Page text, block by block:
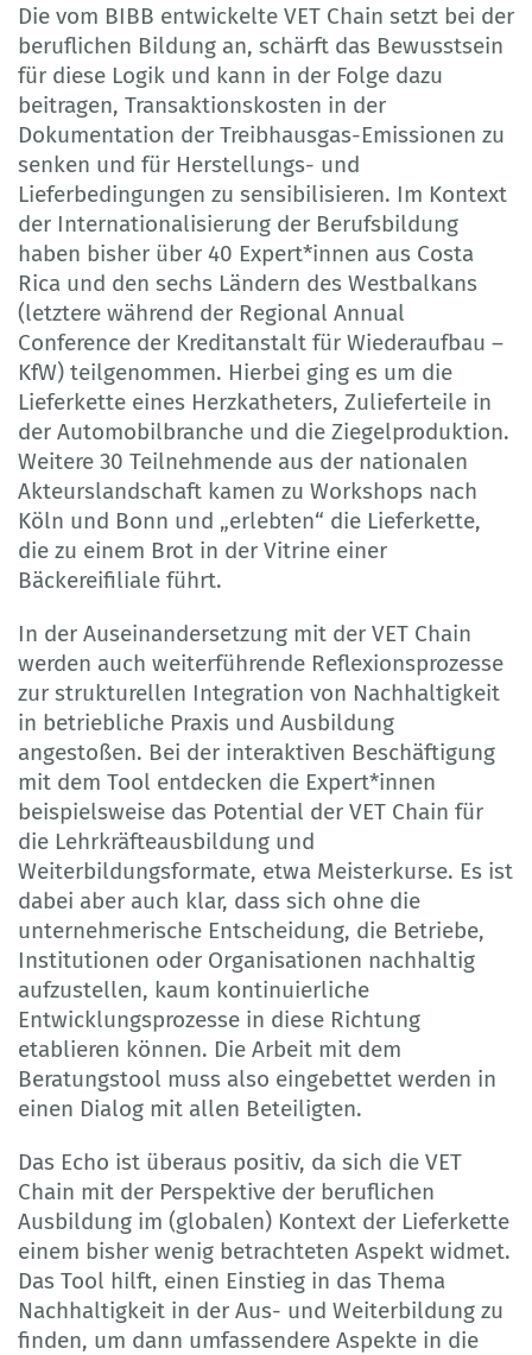
Die vom BIBB entwickelte VET Chain setzt bei der
beruflichen Bildung an, schärft das Bewusstsein
für diese Logik und kann in der Folge dazu
beitragen, Transaktionskosten in der
Dokumentation der Treibhausgas-Emissionen zu
senken und für Herstellungs- und
Lieferbedingungen zu sensibilisieren. Im Kontext
der Internationalisierung der Berufsbildung
haben bisher über 40 Expert*innen aus Costa
Rica und den sechs Ländern des Westbalkans
(letztere während der Regional Annual
Conference der Kreditanstalt für Wiederaufbau –
KfW) teilgenommen. Hierbei ging es um die
Lieferkette eines Herzkatheters, Zulieferteile in
der Automobilbranche und die Ziegelproduktion.
Weitere 30 Teilnehmende aus der nationalen
Akteurslandschaft kamen zu Workshops nach
Köln und Bonn und „erlebten“ die Lieferkette,
die zu einem Brot in der Vitrine einer
Bäckereifiliale führt.
In der Auseinandersetzung mit der VET Chain
werden auch weiterführende Reflexionsprozesse
zur strukturellen Integration von Nachhaltigkeit
in betriebliche Praxis und Ausbildung
angestoßen. Bei der interaktiven Beschäftigung
mit dem Tool entdecken die Expert*innen
beispielsweise das Potential der VET Chain für
die Lehrkräfteausbildung und
Weiterbildungsformate, etwa Meisterkurse. Es ist
dabei aber auch klar, dass sich ohne die
unternehmerische Entscheidung, die Betriebe,
Institutionen oder Organisationen nachhaltig
aufzustellen, kaum kontinuierliche
Entwicklungsprozesse in diese Richtung
etablieren können. Die Arbeit mit dem
Beratungstool muss also eingebettet werden in
einen Dialog mit allen Beteiligten.
Das Echo ist überaus positiv, da sich die VET
Chain mit der Perspektive der beruflichen
Ausbildung im (globalen) Kontext der Lieferkette
einem bisher wenig betrachteten Aspekt widmet.
Das Tool hilft, einen Einstieg in das Thema
Nachhaltigkeit in der Aus- und Weiterbildung zu
finden, um dann umfassendere Aspekte in die